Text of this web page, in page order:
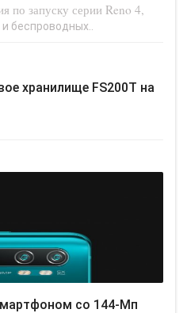
по запуску серии Reno 4,
беспроводных..